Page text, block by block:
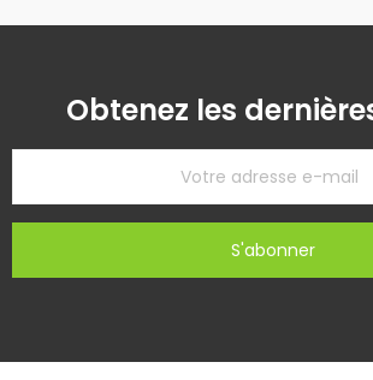
Obtenez les
S'abonner